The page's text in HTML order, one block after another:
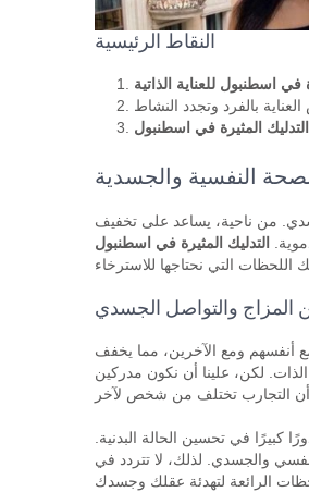
النقاط الرئيسية
في اسطنبول للعناية الذاتية
المثيرة في اسطنبول
النفسية والجسدية
من ناحية، يساعد على تخفيف
التدليك المثيرة في اسطنبول
المزاج والتواصل الجسدي
أنفسهم ومع الآخرين، مما يخفف
لكن، علينا أن نكون مدركين
كبيرًا في تحسين الحالة البدنية.
والجسدي. لذلك، لا تتردد في